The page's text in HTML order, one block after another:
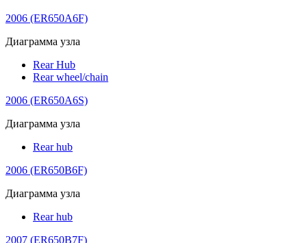
2006 (ER650A6F)
Диаграмма узла
Rear Hub
Rear wheel/chain
2006 (ER650A6S)
Диаграмма узла
Rear hub
2006 (ER650B6F)
Диаграмма узла
Rear hub
2007 (ER650B7F)